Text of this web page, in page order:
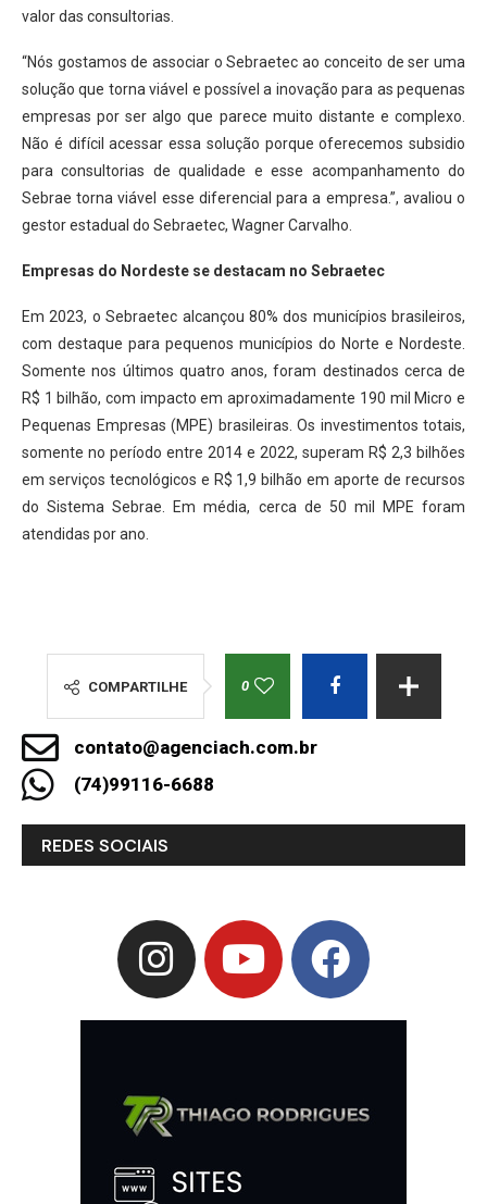
valor das consultorias.
“Nós gostamos de associar o Sebraetec ao conceito de ser uma
solução que torna viável e possível a inovação para as pequenas
empresas por ser algo que parece muito distante e complexo.
Não é difícil acessar essa solução porque oferecemos subsidio
para consultorias de qualidade e esse acompanhamento do
Sebrae torna viável esse diferencial para a empresa.”, avaliou o
gestor estadual do Sebraetec, Wagner Carvalho.
Empresas do Nordeste se destacam no Sebraetec
Em 2023, o Sebraetec alcançou 80% dos municípios brasileiros,
com destaque para pequenos municípios do Norte e Nordeste.
Somente nos últimos quatro anos, foram destinados cerca de
R$ 1 bilhão, com impacto em aproximadamente 190 mil Micro e
Pequenas Empresas (MPE) brasileiras. Os investimentos totais,
somente no período entre 2014 e 2022, superam R$ 2,3 bilhões
em serviços tecnológicos e R$ 1,9 bilhão em aporte de recursos
do Sistema Sebrae. Em média, cerca de 50 mil MPE foram
atendidas por ano.
COMPARTILHE 0
contato@agenciach.com.br
(74)99116-6688
REDES SOCIAIS